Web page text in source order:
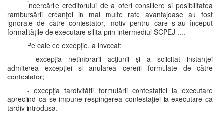
Încercările creditorului de a oferi consiliere si posibilitatea
rambursării creanţei in mai multe rate avantajoase au fost
ignorate de către contestator, motiv pentru care s-au început
formalitățile de executare silita prin intermediul SCPEJ ....
Pe cale de excepţie, a invocat:
- excepţia netimbrarii acţiunii şi a solicitat instanței
admiterea excepţiei si anularea cererii formulate de către
contestator;
- excepţia tardivității formulării contestației la executare
apreciind că se impune respingerea contestației la executare ca
tardiv introdusa.